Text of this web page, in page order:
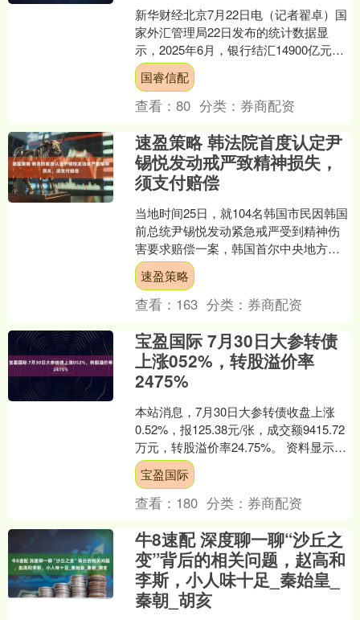
新华财经北京7月22日电（记者翟卓）国
家外汇管理局22日发布的统计数据显
示，2025年6月，银行结汇14900亿元人
民币，售汇13083亿元人民币。2025年
1....
国睿信配
查看：80 分类： 券商配资
速盈策略 韩法院首度认定尹
锡悦发动戒严致精神损失，
须支付赔偿
当地时间25日，就104名韩国市民因韩国
前总统尹锡悦发动紧急戒严受到精神伤
害要求赔偿一案，韩国首尔中央地方法
院作出一审判决，法院认定尹锡悦有民
事赔偿责任，要求尹....
速盈策略
查看： 163 分类： 券商配资
宝盈国际 7月30日大参转债
上涨052%，转股溢价率
2475%
本站消息，7月30日大参转债收盘上涨
0.52%，报125.38元/张，成交额9415.72
万元，转股溢价率24.75%。 资料显示，
大参转债信用级别为“AA”，....
宝盈国际
查看： 180 分类： 券商配资
牛8速配 深度聊一聊“沙丘之
变”背后的相关问题，赵高和
李斯，小人味十足_秦始皇_
秦朝_胡亥